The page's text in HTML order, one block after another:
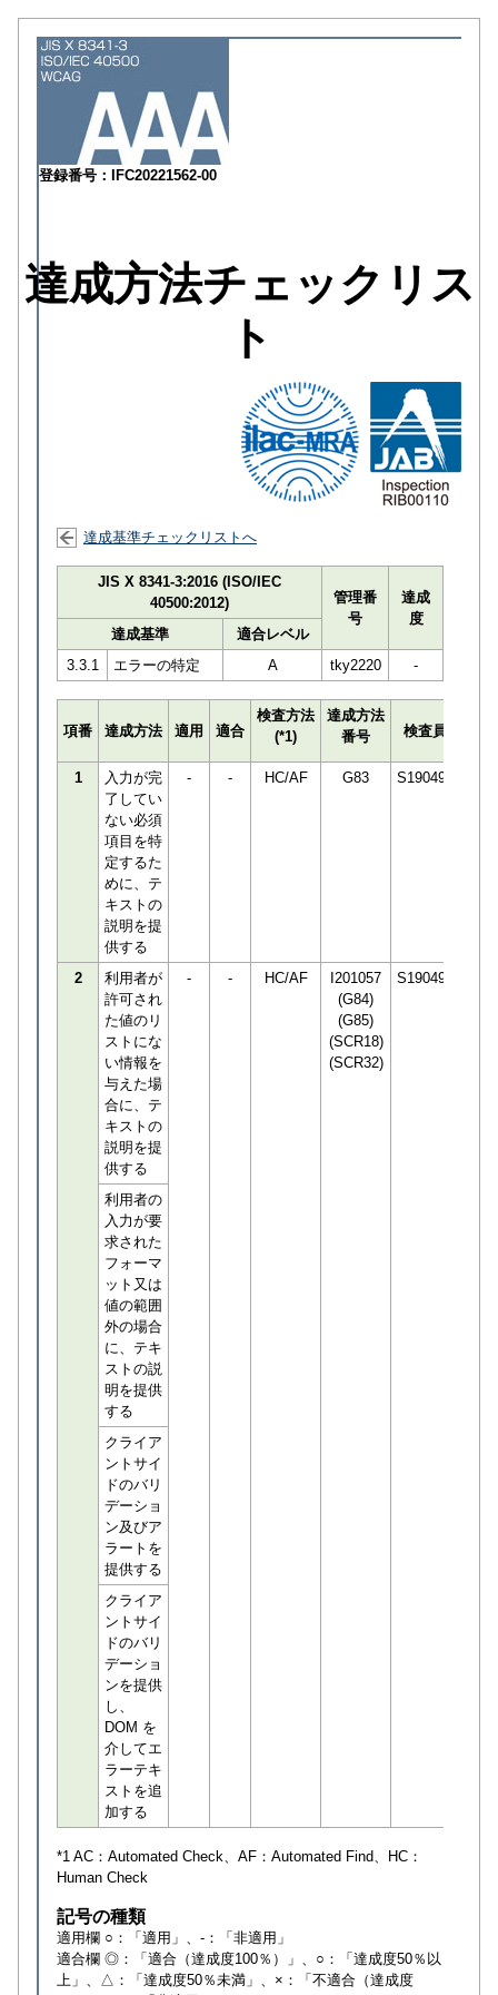
登録番号：IFC20221562-00
達成方法チェックリス
ト
達成基準チェックリストへ
JIS X 8341-3:2016 (ISO/IEC
40500:2012)
管理番
号
達成
度
達成基準
適合レベル
3.3.1
エラーの特定 A tky2220 -
項番 達成方法 適用 適合
検査方法
(*1)
達成方法
番号
検査員
1
入力が完
了してい
ない必須
項目を特
定するた
めに、テ
キストの
説明を提
供する
- - HC/AF G83 S190498
2
利用者が
許可され
た値のリ
ストにな
い情報を
与えた場
合に、テ
キストの
説明を提
供する
- - HC/AF
I201057
(G84)
(G85)
(SCR18)
(SCR32)
S190498
利用者の
入力が要
求された
フォーマ
ット又は
値の範囲
外の場合
に、テキ
ストの説
明を提供
する
クライア
ントサイ
ドのバリ
デーショ
ン及びア
ラートを
提供する
クライア
ントサイ
ドのバリ
デーショ
ンを提供
し、
DOM を
介してエ
ラーテキ
ストを追
加する
*1 AC： Automated Check、AF： Automated Find、HC：
Human Check
記号の種類
適用欄 ○：「適用」、-：「非適用」
適合欄 ◎：「適合（達成度100％）」、○：「達成度50％以
上」、△：「達成度50％未満」、×：「不適合（達成度